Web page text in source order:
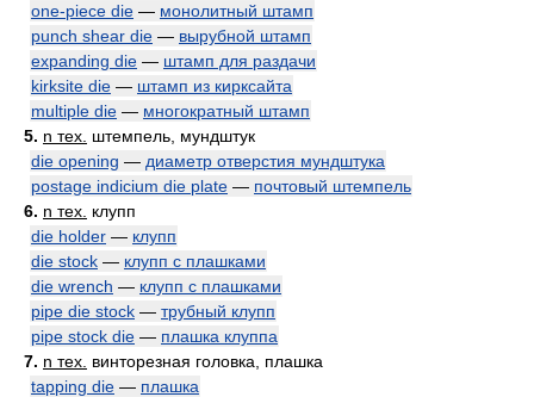
one-piece die — монолитный штамп
punch shear die — вырубной штамп
expanding die — штамп для раздачи
kirksite die — штамп из кирксайта
multiple die — многократный штамп
5. n тех. штемпель, мундштук
die opening — диаметр отверстия мундштука
postage indicium die plate — почтовый штемпель
6. n тех. клупп
die holder — клупп
die stock — клупп с плашками
die wrench — клупп с плашками
pipe die stock — трубный клупп
pipe stock die — плашка клуппа
7. n тех. винторезная головка, плашка
tapping die — плашка